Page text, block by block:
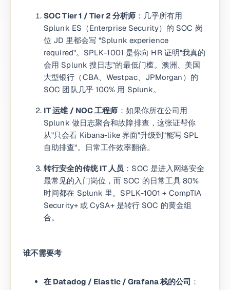
SOC Tier 1 / Tier 2 分析师 ：几乎所有用
Splunk ES（Enterprise Security）的 SOC 岗
位 JD 里都会写 "Splunk experience
required"。SPLK-1001 是你向 HR 证明"我真的
会用 Splunk 搜日志"的最低门槛。澳洲、美国
大型银行（CBA、Westpac、JPMorgan）的
SOC 团队几乎 100% 用 Splunk。
IT 运维 / NOC 工程师 ：如果你所在公司用
Splunk 做日志聚合和故障排查，这张证帮你
从"只会看 Kibana-like 界面"升级到"能写 SPL
自助排查"。日常工作效率翻倍。
转行安全的传统 IT 人员 ：SOC 是进入网络安全
最常见的入门岗位，而 SOC 的日常工具 80%
时间都在 Splunk 里。SPLK-1001 + CompTIA
Security+ 或 CySA+ 是转行 SOC 的黄金组
合。
谁不需要考
在 Datadog / Elastic / Grafana 栈的公司 ：